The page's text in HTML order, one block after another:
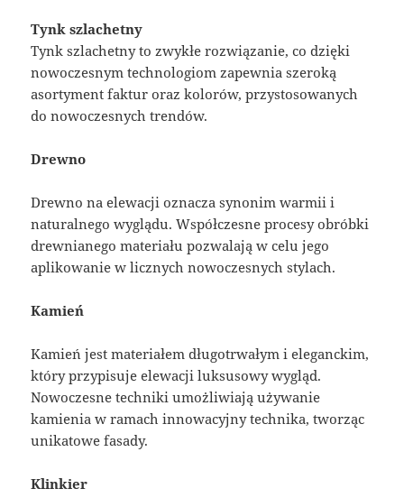
Tynk szlachetny
Tynk szlachetny to zwykłe rozwiązanie, co dzięki
nowoczesnym technologiom zapewnia szeroką
asortyment faktur oraz kolorów, przystosowanych
do nowoczesnych trendów.
Drewno
Drewno na elewacji oznacza synonim warmii i
naturalnego wyglądu. Współczesne procesy obróbki
drewnianego materiału pozwalają w celu jego
aplikowanie w licznych nowoczesnych stylach.
Kamień
Kamień jest materiałem długotrwałym i eleganckim,
który przypisuje elewacji luksusowy wygląd.
Nowoczesne techniki umożliwiają używanie
kamienia w ramach innowacyjny technika, tworząc
unikatowe fasady.
Klinkier